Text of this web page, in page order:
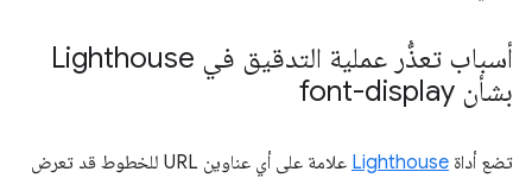
أسباب تعذُّر عملية التدقيق في Lighthouse
بشأن font-display
تضع أداة Lighthouse
علامة على أي عناوين URL للخطوط قد تعرض